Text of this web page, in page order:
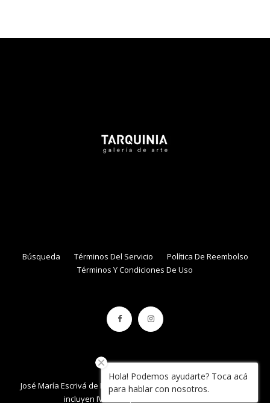
Búsqueda Términos Del Servicio
Política De Reembolso
Términos Y Condiciones De Uso
José María Escrivá de Balaguer 861, local 34 , Con Con. / Precios
incluyen IVA / Tarquinia.cl / 2020 / Chile.
Hola! Podemos ayudarte? Toca acá
para hablar con nosotros.